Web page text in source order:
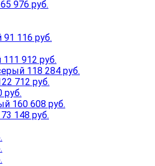
976 руб.
116 руб.
912 руб.
118 284 руб.
712 руб.
руб.
160 608 руб.
148 руб.